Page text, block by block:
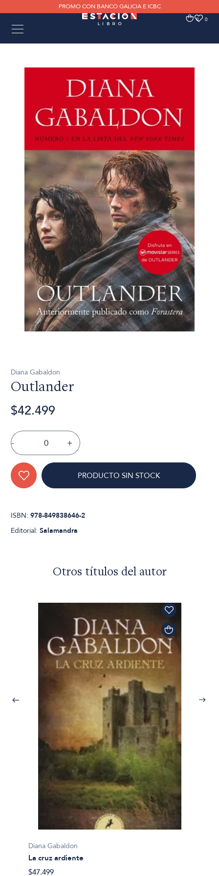
PROMO CON BANCO GALICIA E ICBC
0 0
Diana Gabaldon
Outlander
$42.499
- +
PRODUCTO SIN STOCK
ISBN:978-849838646-2
Editorial:Salamandra
Otros títulos del autor
Diana Gabaldon
La cruz ardiente
$47.499